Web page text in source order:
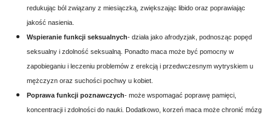
redukując ból związany z miesiączką, zwiększając libido oraz poprawiając
jakość nasienia.
Wspieranie funkcji seksualnych- działa jako afrodyzjak, podnosząc popęd
seksualny i zdolność seksualną. Ponadto maca może być pomocny w
zapobieganiu i leczeniu problemów z erekcją i przedwczesnym wytryskiem u
mężczyzn oraz suchości pochwy u kobiet.
Poprawa funkcji poznawczych- może wspomagać poprawę pamięci,
koncentracji i zdolności do nauki. Dodatkowo, korzeń maca może chronić mózg